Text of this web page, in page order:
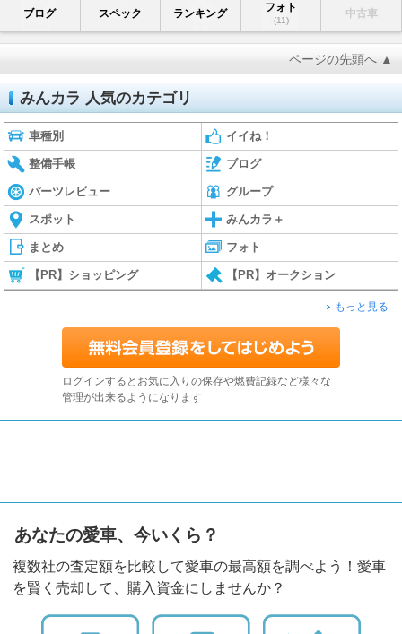
ブログ スペック ランキング フォト
(11)
中古車
ページの先頭へ ▲
みんカラ 人気のカテゴリ
車種別 イイね！
整備手帳 ブログ
パーツレビュー グループ
スポット みんカラ＋
まとめ フォト
【PR】ショッピング 【PR】オークション
もっと見る
ログインするとお気に入りの保存や燃費記録など様々な
管理が出来るようになります
あなたの愛車、今いくら？
複数社の査定額を比較して愛車の最高額を調べよう！愛車
を賢く売却して、購入資金にしませんか？